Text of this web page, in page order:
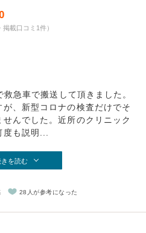
載口コミ1件）
急車で搬送して頂きました。
、新型コロナの検査だけでそ
んでした。近所のクリニック
も説明...
きを読む
28人が参考になった